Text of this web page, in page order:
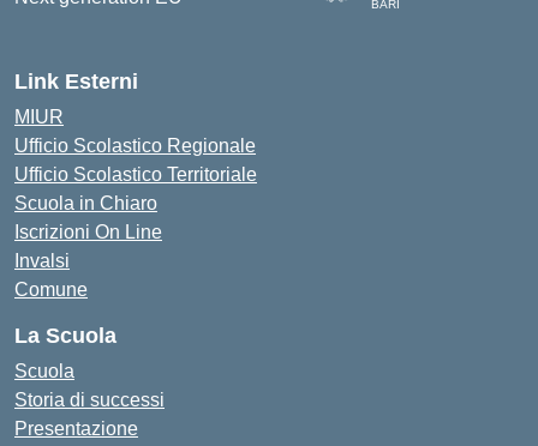
BARI
Link Esterni
MIUR
Ufficio Scolastico Regionale
Ufficio Scolastico Territoriale
Scuola in Chiaro
Iscrizioni On Line
Invalsi
Comune
La Scuola
Scuola
Storia di successi
Presentazione